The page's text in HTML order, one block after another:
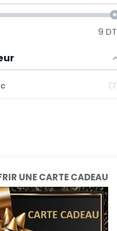
9 DT
7
UNE CARTE CADEAU